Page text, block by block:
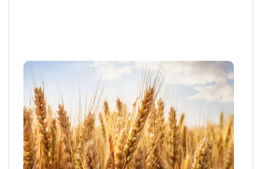
Articles et actus techniques
Cadmium : les récoltes françaises
respectent la règlementation
L'exposition des Français au cadmium fait
actuellement l’objet de débats intenses. Divers...
21 MAI 2026